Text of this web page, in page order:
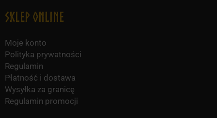
Sklep online
Moje konto
Polityka prywatności
Regulamin
Płatność i dostawa
Wysyłka za granicę
Regulamin promocji